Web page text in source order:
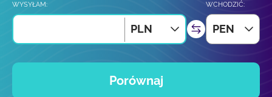
WYSYŁAM:
PLN
WCHODZIĆ:
PEN
Porównaj